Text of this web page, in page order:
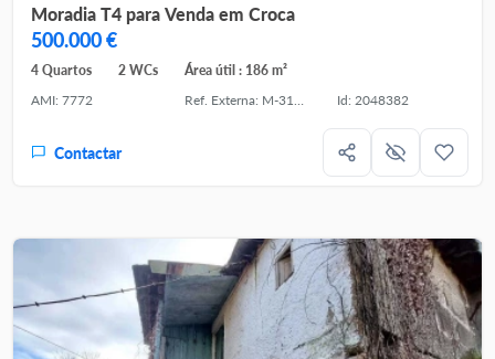
Moradia T4 para Venda em Croca
500.000 €
4 Quartos 2 WCs
Área útil : 186 m²
AMI: 7772
Ref. Externa: M-31442 Id: 2048382
Contactar